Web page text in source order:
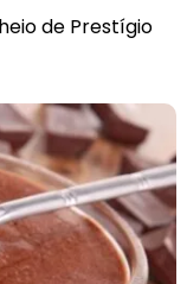
de Prestígio